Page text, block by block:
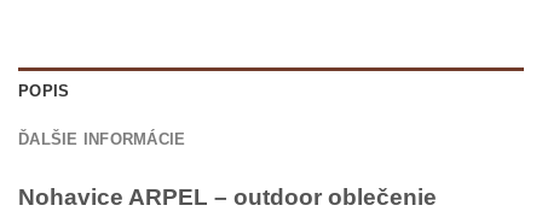
POPIS
ĎALŠIE INFORMÁCIE
Nohavice ARPEL – outdoor oblečenie